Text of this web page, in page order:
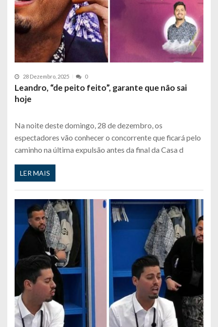
28 Dezembro, 2025 0
Leandro, “de peito feito”, garante que não sai
hoje
Na noite deste domingo, 28 de dezembro, os
espectadores vão conhecer o concorrente que ficará pelo
caminho na última expulsão antes da final da Casa d
LER MAIS